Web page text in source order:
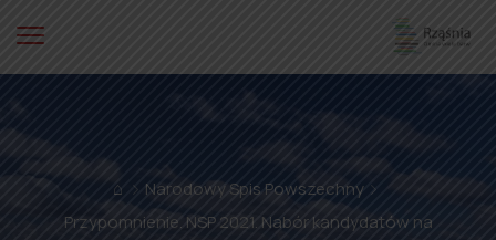
⌂
Narodowy Spis Powszechny
Przypomnienie. NSP 2021. Nabór kandydatów na